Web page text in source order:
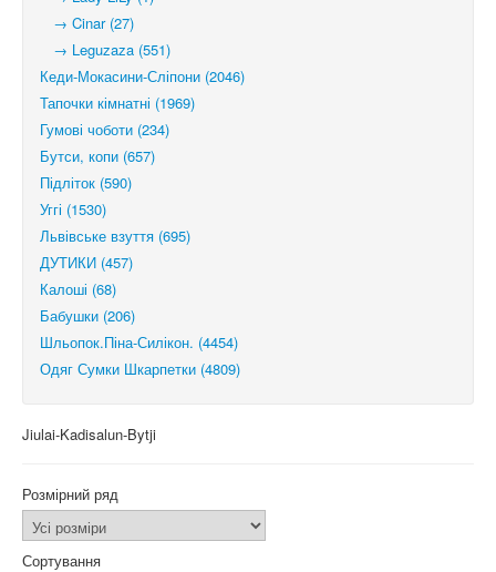
→ Cinar (27)
→ Leguzaza (551)
Кеди-Мокасини-Сліпони (2046)
Тапочки кімнатні (1969)
Гумові чоботи (234)
Бутси, копи (657)
Підліток (590)
Уггі (1530)
Львівське взуття (695)
ДУТИКИ (457)
Калоші (68)
Бабушки (206)
Шльопок.Піна-Силікон. (4454)
Одяг Сумки Шкарпетки (4809)
Jiulai-Kadisalun-Bytji
Розмірний ряд
Сортування